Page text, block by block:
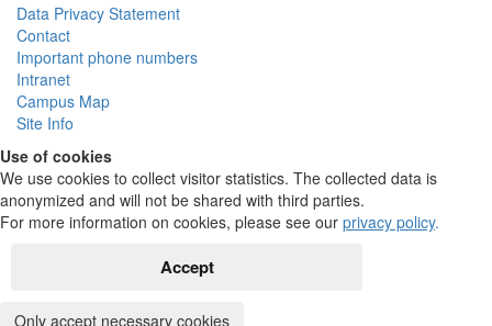
Data Privacy Statement
Contact
Important phone numbers
Intranet
Campus Map
Site Info
Use of cookies
We use cookies to collect visitor statistics. The collected data is
anonymized and will not be shared with third parties.
For more information on cookies, please see our privacy policy.
Accept
Only accept necessary cookies